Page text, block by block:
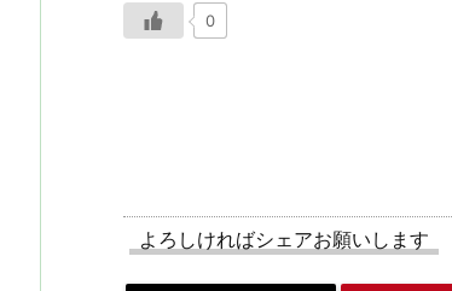
0
よろしければシェアお願いします